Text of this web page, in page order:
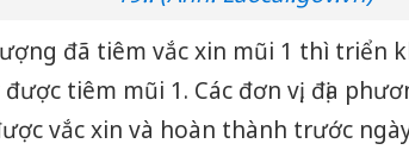
đã tiêm vắc xin mũi 1 thì triển
tiêm mũi 1. Các đơn vị, địa
vắc xin và hoàn thành trước